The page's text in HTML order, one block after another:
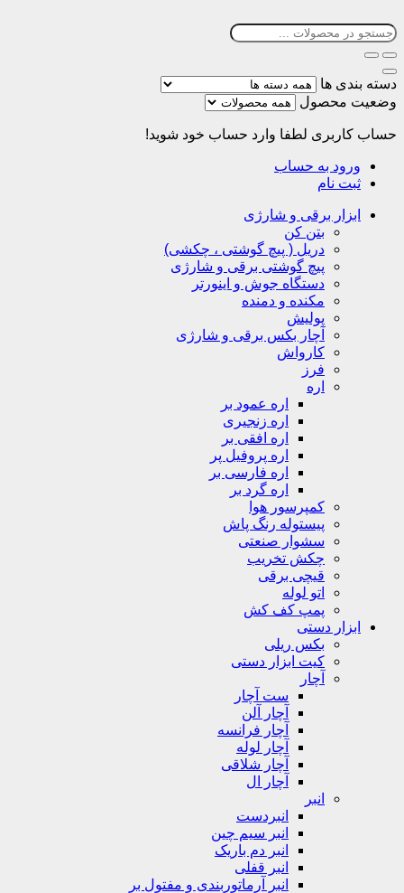
دسته بندی ها
وضعیت محصول
حساب کاربری لطفا وارد حساب خود شوید!
ورود به حساب
ثبت نام
ابزار برقی و شارژی
بتن کن
دریل ( پیچ گوشتی ، چکشی)
پیچ گوشتی برقی و شارژی
دستگاه جوش و اینورتر
مکنده و دمنده
پولیش
آچار بکس برقی و شارژی
کارواش
فرز
اره
اره عمود بر
اره زنجیری
اره افقی بر
اره پروفیل پر
اره فارسی بر
اره گرد بر
کمپرسور هوا
پیستوله رنگ پاش
سشوار صنعتی
چکش تخریب
قیچی برقی
اتو لوله
پمپ کف کش
ابزار دستی
بکس ریلی
کیت ابزار دستی
آچار
ست آچار
آچار آلن
آچار فرانسه
آچار لوله
آچار شلاقی
آچار ال
انبر
انبردست
انبر سیم چین
انبر دم باریک
انبر قفلی
انبر آرماتوربندی و مفتول بر